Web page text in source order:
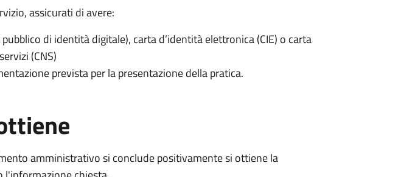
assicurati di avere:
di identità digitale), carta d’identità elettronica (CIE) o carta
(CNS)
prevista per la presentazione della pratica.
amministrativo si conclude positivamente si ottiene la